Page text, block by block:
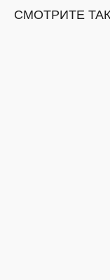
СМОТРИТЕ